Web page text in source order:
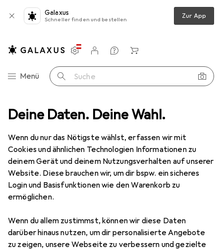
Deine Daten. Deine Wahl.
Wenn du nur das Nötigste wählst, erfassen wir mit
Cookies und ähnlichen Technologien Informationen zu
deinem Gerät und deinem Nutzungsverhalten auf unserer
Website. Diese brauchen wir, um dir bspw. ein sicheres
Login und Basisfunktionen wie den Warenkorb zu
ermöglichen.
Wenn du allem zustimmst, können wir diese Daten
darüber hinaus nutzen, um dir personalisierte Angebote
zu zeigen, unsere Webseite zu verbessern und gezielte
Galaxus
Schneller finden und bestellen Zur App
Navigation nach Kategorien
Menü Suche
Einstellungen
Kundenkonto
Vergleichslisten
Merklisten
Warenkorb
Wohnen Möbel Schlafzimmer
Boxspringbett
Produkte Forum